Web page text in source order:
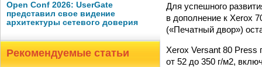
Open Conf 2026: UserGate
представил свое видение
архитектуры сетевого доверия
Рекомендуемые статьи
Для успешного
в дополнение к Xerox
(«Печатный двор»)
Xerox Versant 80 Press
от 52 до 350 г/м2,